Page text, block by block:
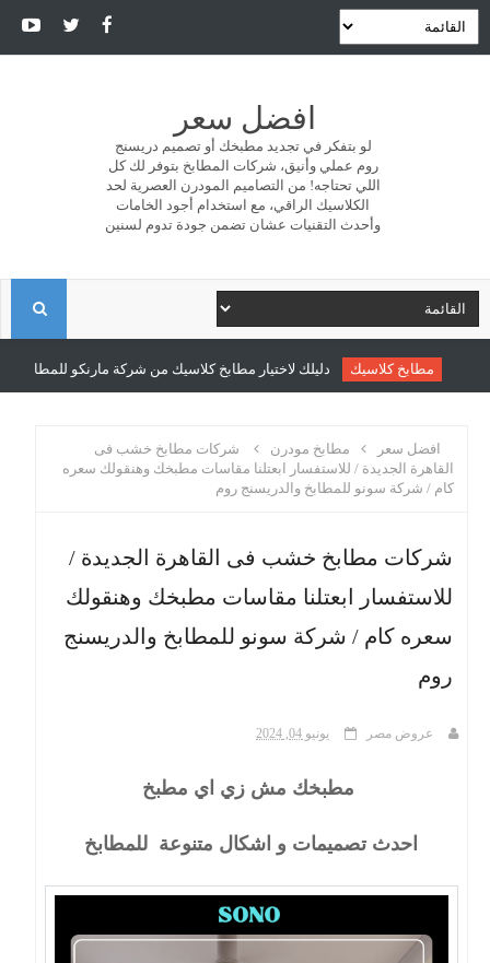
افضل سعر
لو بتفكر في تجديد مطبخك أو تصميم دريسنج
روم عملي وأنيق، شركات المطابخ بتوفر لك كل
اللي تحتاجه! من التصاميم المودرن العصرية لحد
الكلاسيك الراقي، مع استخدام أجود الخامات
وأحدث التقنيات عشان تضمن جودة تدوم لسنين
ا
مطابخ كلاسيك دليلك لاختيار مطابخ كلاسيك من شركة مارنكو للمطابخ
افضل سعر مطابخ مودرن
شركات مطابخ خشب فى
القاهرة الجديدة / للاستفسار ابعتلنا مقاسات مطبخك وهنقولك سعره
كام / شركة سونو للمطابخ والدريسنج روم
شركات مطابخ خشب فى القاهرة الجديدة /
للاستفسار ابعتلنا مقاسات مطبخك وهنقولك
سعره كام / شركة سونو للمطابخ والدريسنج
روم
عروض مصر يونيو 04, 2024
مطبخك مش زي اي مطبخ
احدث تصميمات و اشكال متنوعة للمطابخ